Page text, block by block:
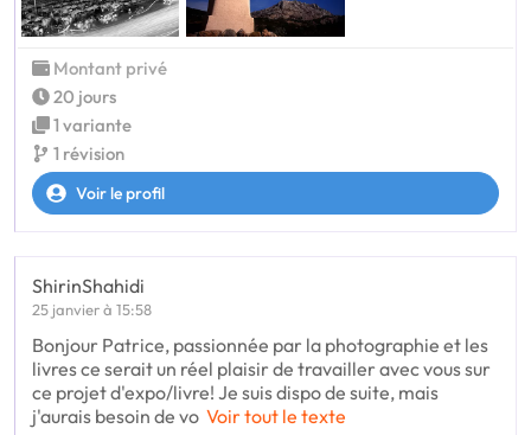
Montant privé
20 jours
1 variante
1 révision
Voir le profil
ShirinShahidi
25 janvier à 15:58
Bonjour Patrice, passionnée par la photographie et les
livres ce serait un réel plaisir de travailler avec vous sur
ce projet d'expo/livre! Je suis dispo de suite, mais
j'aurais besoin de vo Voir tout le texte